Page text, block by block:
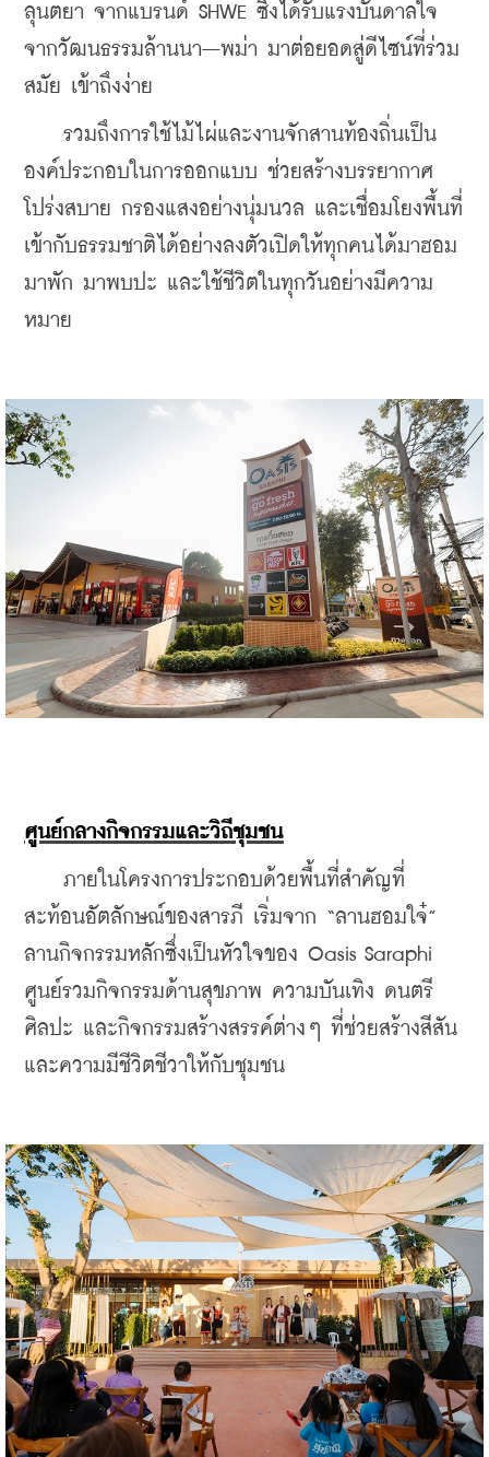
ลุนตยา จากแบรนด์ SHWE ซึ่งได้รับแรงบันดาลใจ
จากวัฒนธรรมล้านนา–พม่า มาต่อยอดสู่ดีไซน์ที่ร่วม
สมัย เข้าถึงง่าย
รวมถึงการใช้ไม้ไผ่และงานจักสานท้องถิ่นเป็น
องค์ประกอบในการออกแบบ ช่วยสร้างบรรยากาศ
โปร่งสบาย กรองแสงอย่างนุ่มนวล และเชื่อมโยงพื้นที่
เข้ากับธรรมชาติได้อย่างลงตัวเปิดให้ทุกคนได้มาฮอม
มาพัก มาพบปะ และใช้ชีวิตในทุกวันอย่างมีความ
หมาย
ศูนย์กลางกิจกรรมและวิถีชุมชน
ภายในโครงการประกอบด้วยพื้นที่สำคัญที่
สะท้อนอัตลักษณ์ของสารภี เริ่มจาก “ลานฮอมใจ๋”
ลานกิจกรรมหลักซึ่งเป็นหัวใจของ Oasis Saraphi
ศูนย์รวมกิจกรรมด้านสุขภาพ ความบันเทิง ดนตรี
ศิลปะ และกิจกรรมสร้างสรรค์ต่างๆ ที่ช่วยสร้างสีสัน
และความมีชีวิตชีวาให้กับชุมชน